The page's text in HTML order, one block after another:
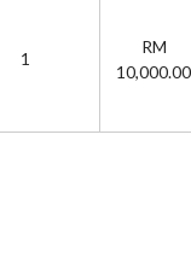
1
RM
10,000.00